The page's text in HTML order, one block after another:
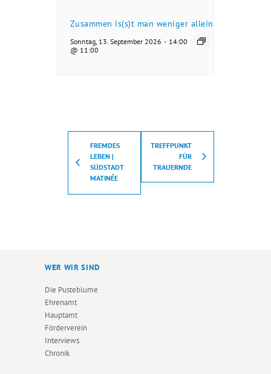
Zusammen is(s)t man weniger allein
Sonntag, 13. September 2026
@ 11:00
- 14:00
FREMDES
LEBEN |
SÜDSTADT
MATINÉE
TREFFPUNKT
FÜR
TRAUERNDE
WER WIR SIND
Die Pusteblume
Ehrenamt
Hauptamt
Förderverein
Interviews
Chronik